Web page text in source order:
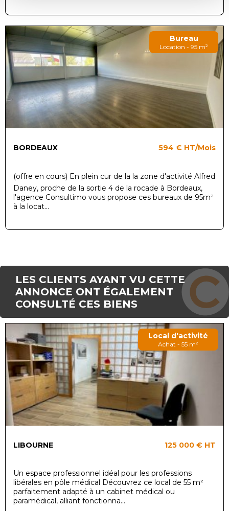
Bureau
Location - 95 m²
BORDEAUX 594 € HT/Mois
(offre en cours) En plein cur de la la zone d'activité Alfred
Daney, proche de la sortie 4 de la rocade à Bordeaux,
l'agence Consultimo vous propose ces bureaux de 95m²
à la locat...
LES CLIENTS AYANT VU CETTE
ANNONCE ONT ÉGALEMENT
CONSULTÉ CES BIENS
Local d'activité
Achat - 55 m²
LIBOURNE 125 000 € HT
Un espace professionnel idéal pour les professions
libérales en pôle médical Découvrez ce local de 55 m²
parfaitement adapté à un cabinet médical ou
paramédical, alliant fonctionna...